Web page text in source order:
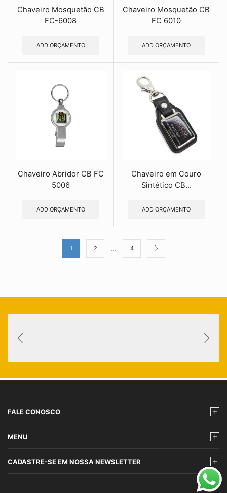
Chaveiro Mosquetão CB
FC-6008
ADD ORÇAMENTO
Chaveiro Mosquetão CB
FC 6010
ADD ORÇAMENTO
Chaveiro Abridor CB FC
5006
ADD ORÇAMENTO
Chaveiro em Couro
Sintético CB...
ADD ORÇAMENTO
1 2 … 4
FALE CONOSCO
MENU
CADASTRE-SE EM NOSSA NEWSLETTER